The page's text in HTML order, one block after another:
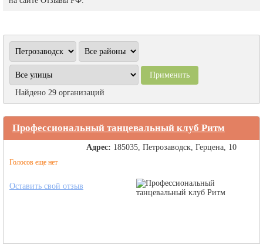
Найдено 29 организаций
Профессиональный танцевальный клуб Ритм
Голосов еще нет
Адрес: 185035, Петрозаводск, Герцена, 10
Оставить свой отзыв